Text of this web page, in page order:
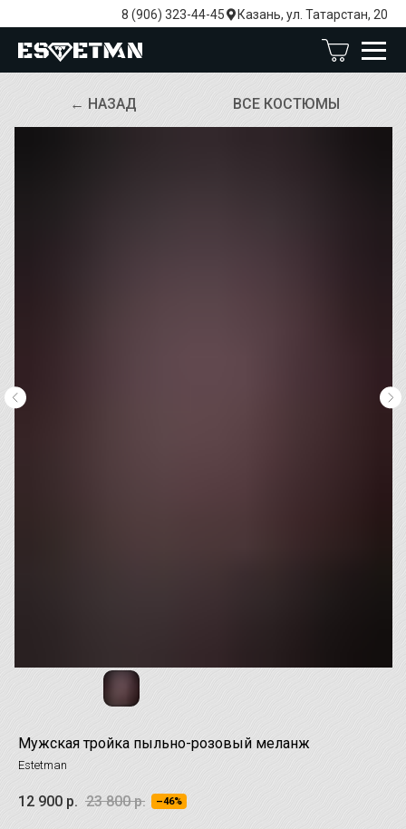
8 (906) 323-44-45 Казань, ул. Татарстан, 20
ВСЕ КОСТЮМЫ
← НАЗАД
Мужская тройка пыльно-розовый меланж
Estetman
12 900 р. 23 800 р. –46%